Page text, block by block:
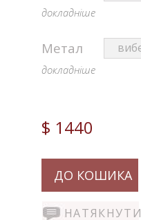
докладніше
Метал
докладніше
$ 1440
ДО КОШИКА
НАТЯКНУТИ